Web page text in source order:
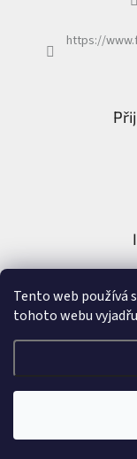
Tento web používá
tohoto webu
https://
Formulář